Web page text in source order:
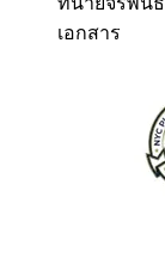
เอกสาร